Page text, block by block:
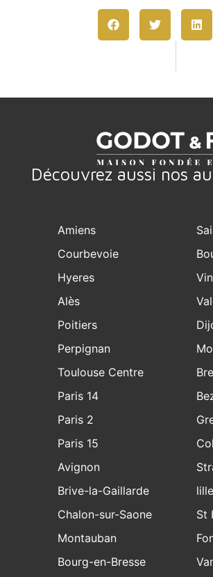
Découvrez aussi nos
Amiens
Courbevoie
Hyeres
Alès
Poitiers
Perpignan
Toulouse Centre
Paris 14
Paris 2
Paris 15
Avignon
Brive-la-Gaillarde
Chalon-sur-Saone
Montauban
Bourg-en-Bresse
lille
St